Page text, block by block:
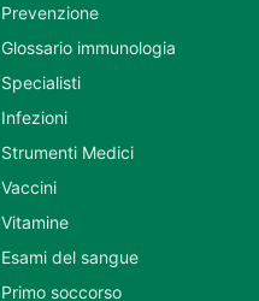
Prevenzione
Glossario immunologia
Specialisti
Infezioni
Strumenti Medici
Vaccini
Vitamine
Esami del sangue
Primo soccorso